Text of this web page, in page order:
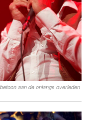
aan de onlangs overleden